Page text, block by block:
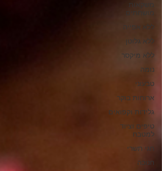
משקאות
מושחתים
ללא אפייה
ללא גלוטן
ללא מיקסר
נומה
טבעוני
ארוחות בוקר
גלידות וקפואים
טיפים וציוד
למטבח
חגי תשרי
חנוכה